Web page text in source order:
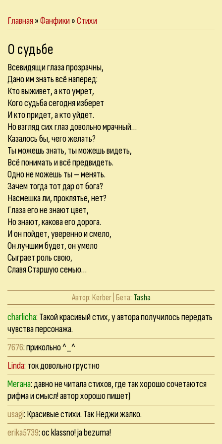
Главная»Фанфики»Стихи
О судьбе
Всевидящи глаза прозрачны,
Дано им знать всё наперед:
Кто выживет, а кто умрет,
Кого судьба сегодня изберет
И кто придет, а кто уйдет.
Но взгляд сих глаз довольно мрачный…
Казалось бы, чего желать?
Ты можешь знать, ты можешь видеть,
Всё понимать и всё предвидеть.
Одно не можешь ты – менять.
Зачем тогда тот дар от бога?
Насмешка ли, проклятье, нет?
Глаза его не знают цвет,
Но знают, какова его дорога.
И он пойдет, уверенно и смело,
Он лучшим будет, он умело
Сыграет роль свою,
Славя Старшую семью…
Автор: Kerber| Бета: Tasha
charlicha: Такой красивый стих, у автора получилось передать
чувства персонажа.
7676: прикольно ^_^
Linda: ток довольно грустно
Мегана: давно не читала стихов, где так хорошо сочетаются
рифма и смысл! автор хорошо пишет)
usagi: Красивые стихи. Так Неджи жалко.
erika5739: oc klassno! ja bezuma!